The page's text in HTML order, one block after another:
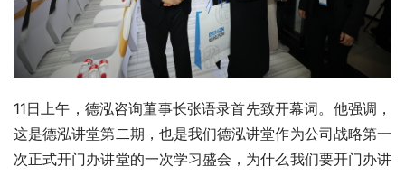
11日上午，德泓咨询董事长张语录首先致开幕词。他强调，
这是德泓讲堂第二期，也是我们德泓讲堂作为公司战略第一
次正式开门办讲堂的一次学习盛会，为什么我们要开门办讲